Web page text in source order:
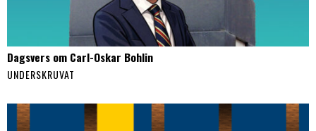
Dagsvers om Carl-Oskar Bohlin
UNDERSKRUVAT